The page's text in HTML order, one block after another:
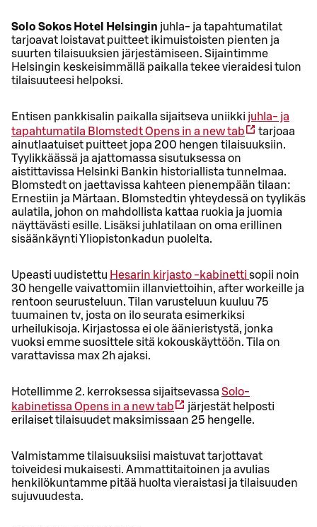
Solo Sokos Hotel Helsingin juhla- ja tapahtumatilat
tarjoavat loistavat puitteet ikimuistoisten pienten ja
suurten tilaisuuksien järjestämiseen. Sijaintimme
Helsingin keskeisimmällä paikalla tekee vieraidesi tulon
tilaisuuteesi helpoksi.
Entisen pankkisalin paikalla sijaitseva uniikki juhla- ja
tapahtumatila BlomstedtOpens in a new tab
tarjoaa
ainutlaatuiset puitteet jopa 200 hengen tilaisuuksiin.
Tyylikkäässä ja ajattomassa sisutuksessa on
aistittavissa Helsinki Bankin historiallista tunnelmaa.
Blomstedt on jaettavissa kahteen pienempään tilaan:
Ernestiin ja Märtaan. Blomstedtin yhteydessä on tyylikäs
aulatila, johon on mahdollista kattaa ruokia ja juomia
näyttävästi esille. Lisäksi juhlatilaan on oma erillinen
sisäänkäynti Yliopistonkadun puolelta.
Upeasti uudistettu Hesarin kirjasto -kabinetti sopii noin
30 hengelle vaivattomiin illanviettoihin, after workeille ja
rentoon seurusteluun. Tilan varusteluun kuuluu 75
tuumainen tv, josta on ilo seurata esimerkiksi
urheilukisoja. Kirjastossa ei ole äänieristystä, jonka
vuoksi emme suosittele sitä kokouskäyttöön. Tila on
varattavissa max 2h ajaksi.
Hotellimme 2. kerroksessa sijaitsevassa Solo-
kabinetissa Opens in a new tab
järjestät helposti
erilaiset tilaisuudet maksimissaan 25 hengelle.
Valmistamme tilaisuuksiisi maistuvat tarjottavat
toiveidesi mukaisesti. Ammattitaitoinen ja avulias
henkilökuntamme pitää huolta vieraistasi ja tilaisuuden
sujuvuudesta.